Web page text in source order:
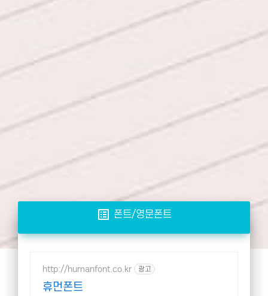
list_alt 폰트/영문폰트
http://humanfont.co.kr 광고
휴먼폰트